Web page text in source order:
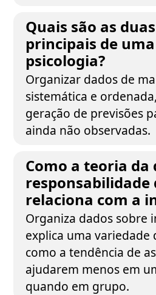
Quais são as
principais de
psicologia?
Organizar dados de
sistemática e
geração de previsões
ainda não observadas.
Como a teoria da
responsabilidade
relaciona com a
Organiza dados sobre
explica uma variedade
como a tendência de
ajudarem menos em
quando em grupo.